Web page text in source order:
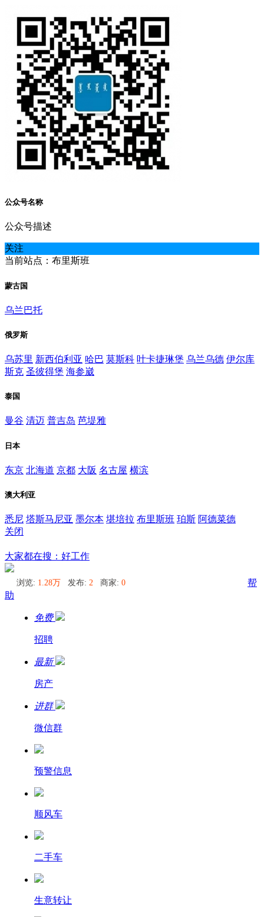
公众号名称
公众号描述
关注
当前站点：布里斯班
蒙古国
乌兰巴托
俄罗斯
乌苏里 新西伯利亚 哈巴 莫斯科 叶卡捷琳堡 乌兰乌德 伊尔库
斯克 圣彼得堡 海参崴
泰国
曼谷 清迈 普吉岛 芭堤雅
日本
东京 北海道 京都 大阪 名古屋 横滨
澳大利亚
悉尼 塔斯马尼亚 墨尔本 堪培拉 布里斯班 珀斯 阿德菜德
关闭
大家都在搜：好工作
浏览: 1.28万 发布: 2 商家: 0
帮
助
免费
招聘
最新
房产
进群
微信群
预警信息
顺风车
二手车
生意转让